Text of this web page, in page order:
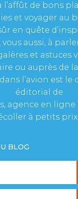
l’affût de bons
et voyager au
en quête
vous aussi, à
et astuces
ou auprès de
l’avion est
éditorial de
agence en ligne
à petits prix
BLOG